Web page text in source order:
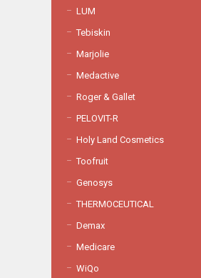
LUM
Tebiskin
Marjolie
Medactive
Roger & Gallet
PELOVIT-R
Holy Land Cosmetics
Toofruit
Genosys
THERMOCEUTICAL
Demax
Medicare
WiQo